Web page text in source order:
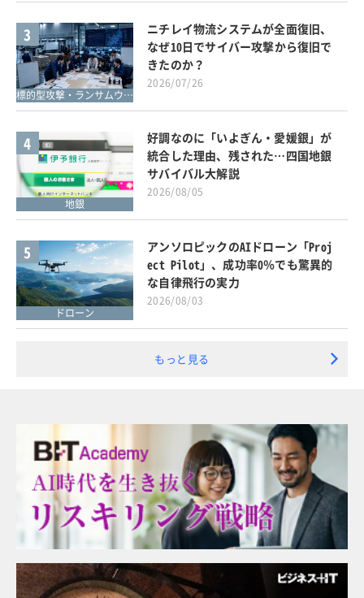
3
標的型攻撃・ランサムウェア対策
ニチレイ物流システムが全面復旧、
なぜ10日でサイバー攻撃から復旧で
きたのか？
2026/07/26
4
地銀
好調なのに「いよぎん・愛媛銀」が
統合した理由、残された…四国地銀
サバイバル大解説
2026/08/05
5
ドローン
アンソロピックのAIドローン「Proj
ect Pilot」、成功率0％でも驚異的
な自律飛行の実力
2026/08/03
もっと見る